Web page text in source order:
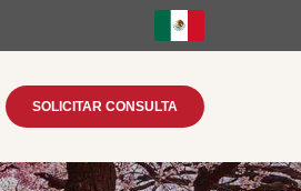
SOLICITAR CONSULTA